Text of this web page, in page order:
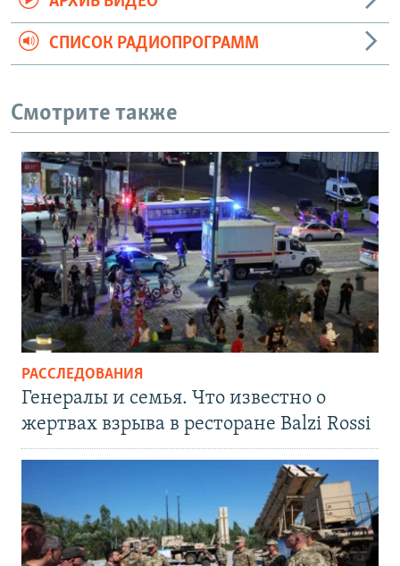
СПИСОК РАДИОПРОГРАММ
Смотрите также
РАССЛЕДОВАНИЯ
Генералы и семья. Что известно о
жертвах взрыва в ресторане Balzi Rossi